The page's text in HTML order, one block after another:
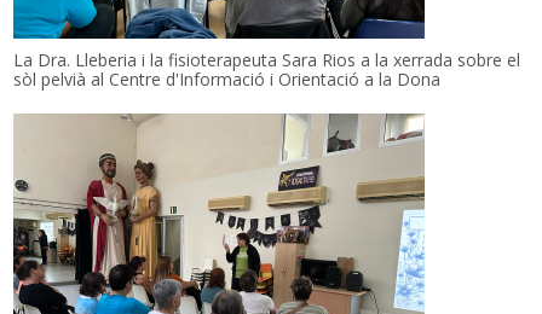
La Dra. Lleberia i la fisioterapeuta Sara Rios a la xerrada sobre el
sòl pelvià al Centre d'Informació i Orientació a la Dona